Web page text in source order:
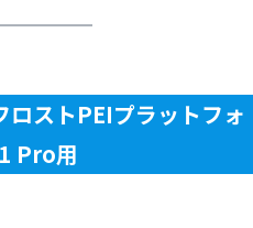
ストPEIプラットフォ
Pro用